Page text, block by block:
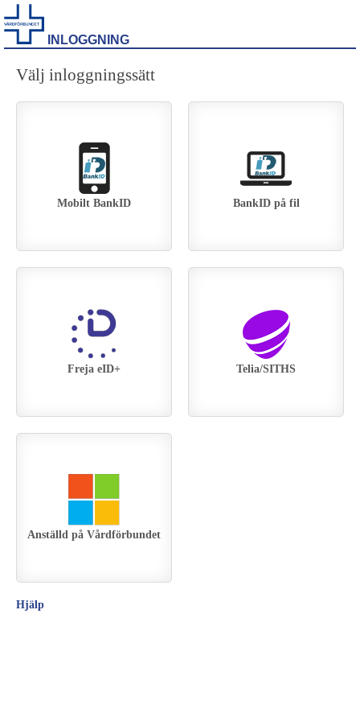
INLOGGNING
Välj inloggningssätt
Mobilt BankID BankID på fil
Telia/SITHS
Anställd på Vårdförbundet
Freja eID+
Hjälp